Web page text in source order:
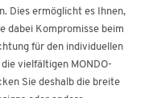
Dies ermöglicht es Ihnen,
dabei Kompromisse beim
für den individuellen
vielfältigen MONDO-
Sie deshalb die breite